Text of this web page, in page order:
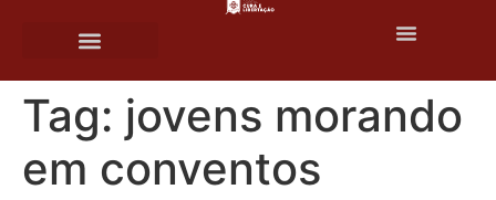
Tag: jovens morando
em conventos